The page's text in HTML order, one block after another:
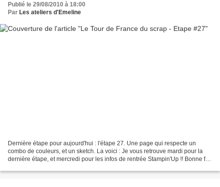
Publié le 29/08/2010 à 18:00
Par Les ateliers d'Emeline
Dernière étape pour aujourd'hui : l'étape 27. Une page qui respecte un
combo de couleurs, et un sketch. La voici : Je vous retrouve mardi pour la
dernière étape, et mercredi pour les infos de rentrée Stampin'Up !! Bonne fin